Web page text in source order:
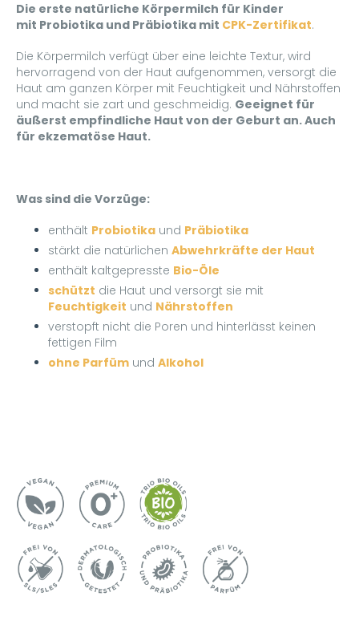
Die erste natürliche Körpermilch für Kinder
mit Probiotika und Präbiotika mit CPK-Zertifikat.
Die Körpermilch verfügt über eine leichte Textur, wird
hervorragend von der Haut aufgenommen, versorgt die
Haut am ganzen Körper mit Feuchtigkeit und Nährstoffen
und macht sie zart und geschmeidig. Geeignet für
äußerst empfindliche Haut von der Geburt an. Auch
für ekzematöse Haut.
Was sind die Vorzüge:
enthält Probiotika und Präbiotika
stärkt die natürlichen Abwehrkräfte der Haut
enthält kaltgepresste Bio-Öle
schützt die Haut und versorgt sie mit
Feuchtigkeit und Nährstoffen
verstopft nicht die Poren und hinterlässt keinen
fettigen Film
ohne Parfüm und Alkohol